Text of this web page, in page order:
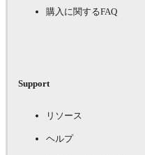
購入に関するFAQ
Support
リソース
ヘルプ